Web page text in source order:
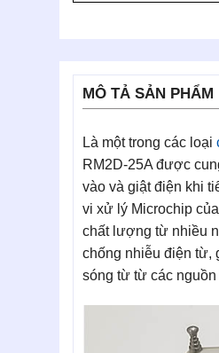
MÔ TẢ SẢN PHẨM
Là một trong các loại
RM2D-25A được
vào và giật điện khi
vi xử lý Microchip
chất lượng từ nhiều
chống nhiễu điện từ,
sóng từ từ các nguồn